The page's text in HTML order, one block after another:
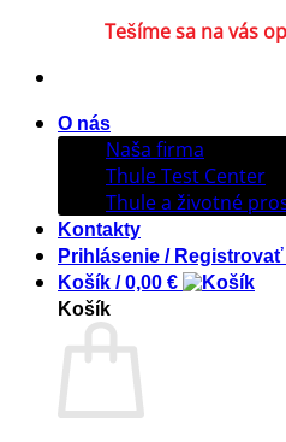
Tešíme sa na vás
O nás
Naša firma
Thule Test Center
Thule a životné
Kontakty
Prihlásenie /
Košík /0,00 €
Košík